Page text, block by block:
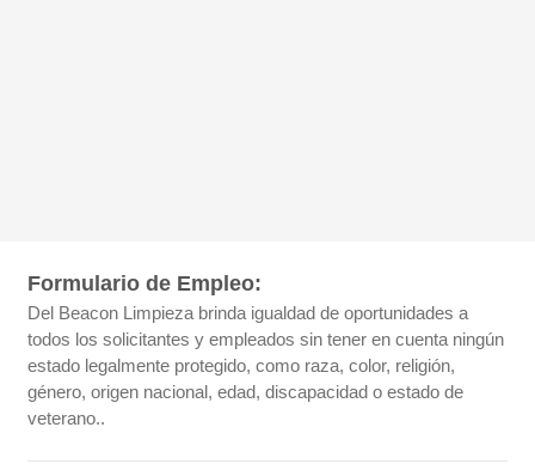
Formulario de Empleo:
Del Beacon Limpieza brinda igualdad de oportunidades a
todos los solicitantes y empleados sin tener en cuenta ningún
estado legalmente protegido, como raza, color, religión,
género, origen nacional, edad, discapacidad o estado de
veterano..